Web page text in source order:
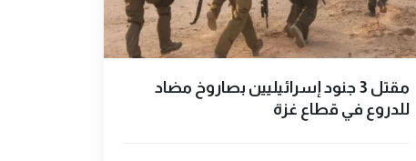
مقتل 3 جنود إسرائيليين بصاروخ مضاد
للدروع في قطاع غزة